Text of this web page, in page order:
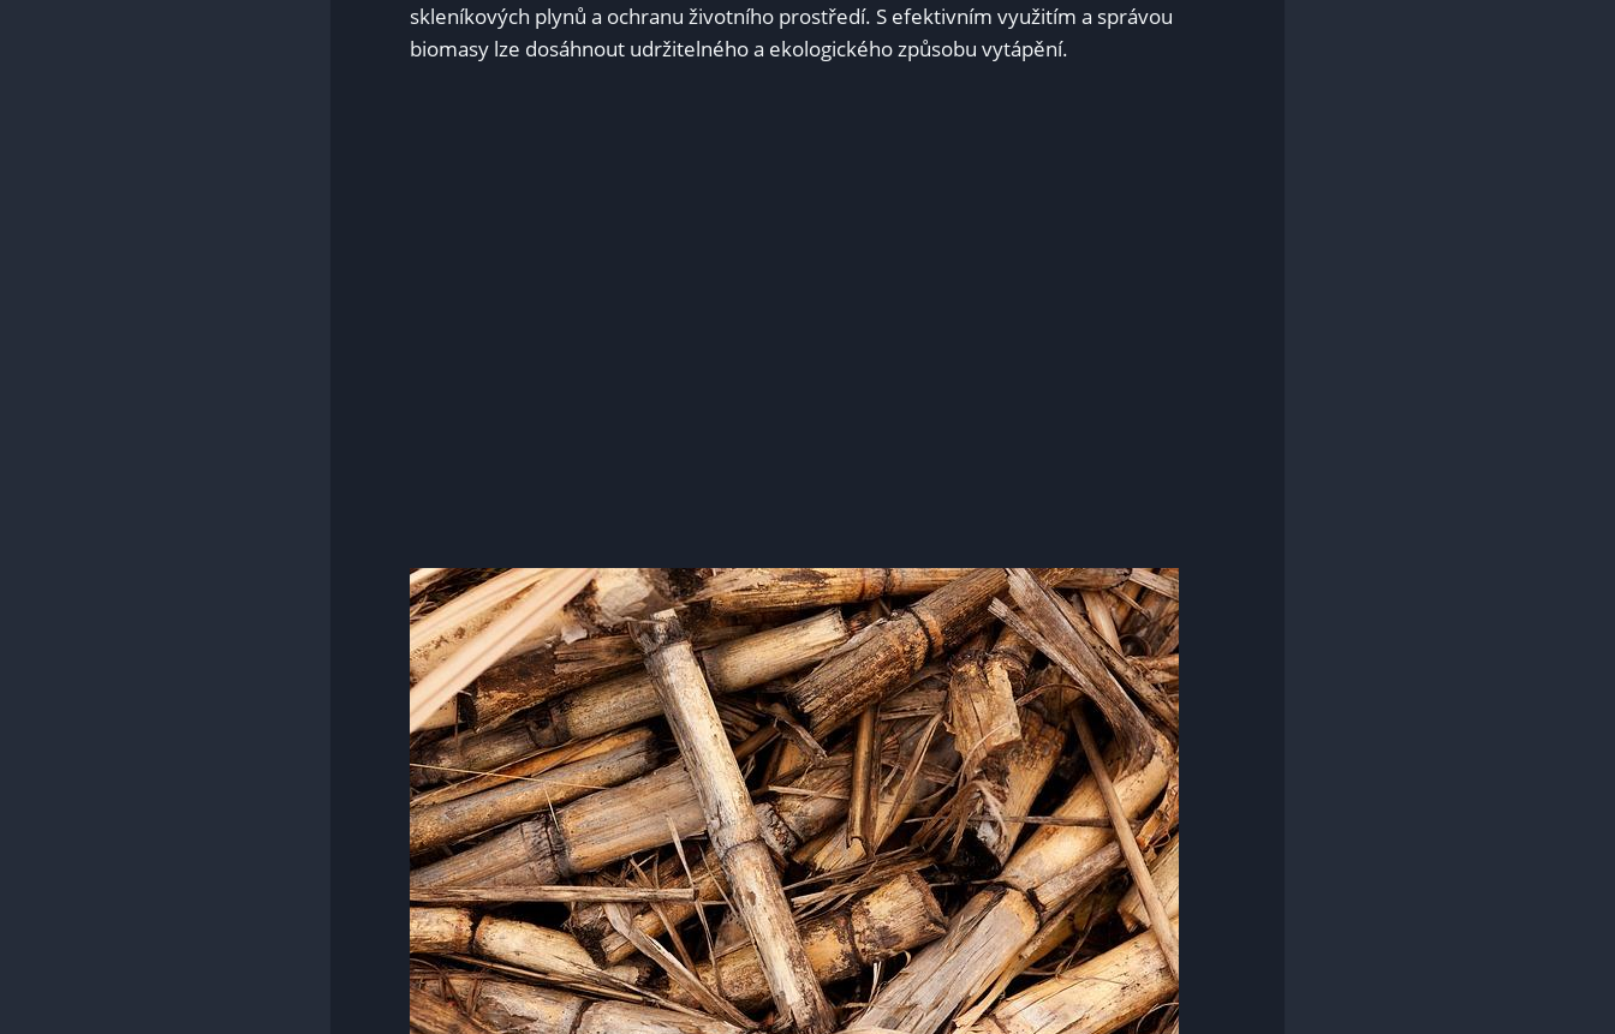
skleníkových plynů a ochranu životního prostředí. S efektivním využitím ​a ​správou
biomasy lze dosáhnout udržitelného a ⁣ekologického‌ způsobu vytápění.